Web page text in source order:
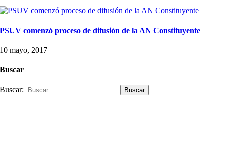
PSUV comenzó proceso de difusión de la AN Constituyente
10 mayo, 2017
Buscar
Buscar: